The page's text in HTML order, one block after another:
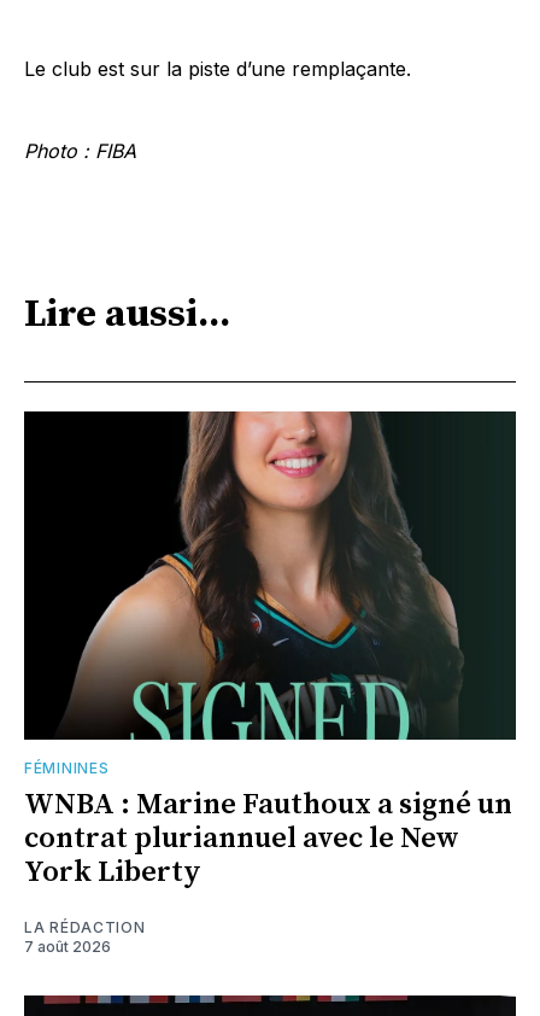
Le club est sur la piste d’une remplaçante.
Photo : FIBA
Lire aussi...
FÉMININES
WNBA : Marine Fauthoux a signé un
contrat pluriannuel avec le New
York Liberty
LA RÉDACTION
7 août 2026